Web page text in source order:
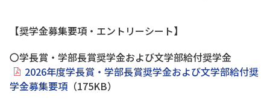
【奨学金募集要項・エントリーシート】
〇学長賞・学部長賞奨学金および文学部給付奨学金
2026年度学長賞・学部長賞奨学金および文学部給付奨
学金募集要項 （175KB）